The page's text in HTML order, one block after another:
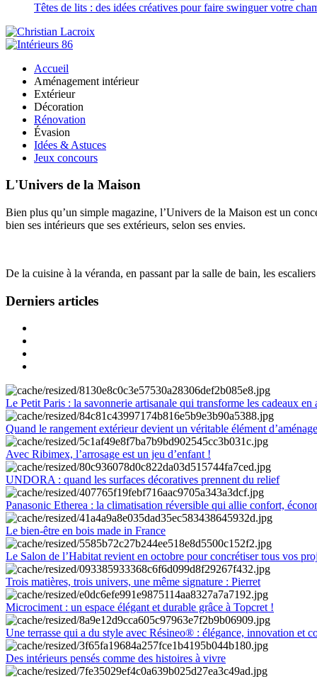
Têtes de lits : des idées créatives pour faire swinguer votre
Accueil
Aménagement intérieur
Extérieur
Décoration
Rénovation
Évasion
Idées & Astuces
Jeux concours
L'Univers de la Maison
Bien plus qu’un simple magazine, l’Univers de la Maison est un
bien ses intérieurs que ses extérieurs, selon ses envies.
De la cuisine à la véranda, en passant par la salle de bain, les
Derniers articles
Le Petit Paris : la savonnerie artisanale qui transforme les cadeaux en
Quand le rangement extérieur devient un véritable élément
Avec Ribimex, l’arrosage est un jeu d’enfant !
UNDORA : quand les surfaces décoratives prennent du relief
Panasonic Etherea : la climatisation réversible qui allie confort,
Le bien-être en bois made in France
Le Salon de l’Habitat revient en octobre pour concrétiser tous vos
Trois matières, trois univers, une même signature : Pierret
Microciment : un espace élégant et durable grâce à Topcret !
Une terrasse qui a du style avec Résineo® : élégance, innovation et
Des intérieurs pensés comme des histoires à vivre